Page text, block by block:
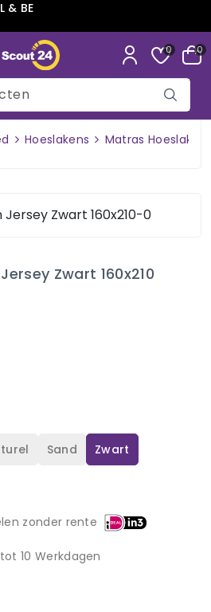
& BE
0 0
Hoeslakens Matras Hoeslaken
Zwart 160x210
Sand
Zwart
zonder rente
10 Werkdagen